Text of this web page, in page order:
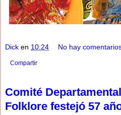
Dick en 10:24 No hay
Compartir
Comité
Folklore festejó 57